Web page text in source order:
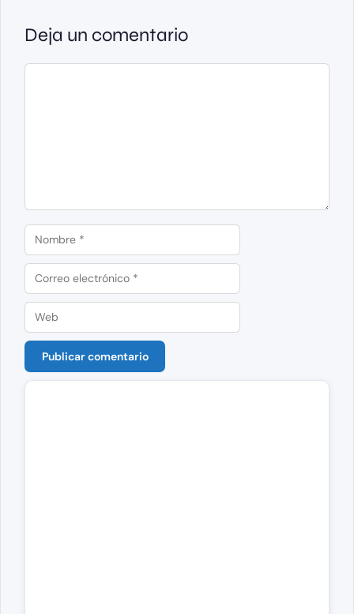
Deja un comentario
Nombre
Correo
electrónico
Web